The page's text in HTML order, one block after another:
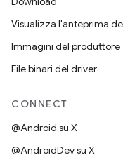
Visualizza l'anteprima
Immagini del produttore
File binari del driver
CONNECT
@Android su X
@AndroidDev su X